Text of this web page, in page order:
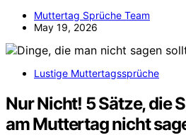
Muttertag Sprüche Team
May 19, 2026
Lustige Muttertagssprüche
Nur Nicht! 5 Sätze, die
am Muttertag nicht